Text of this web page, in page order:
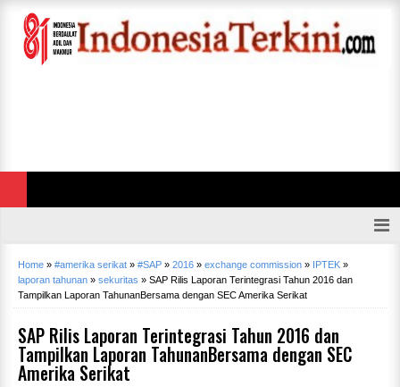
Home » #amerika serikat » #SAP » 2016 » exchange commission » IPTEK »
laporan tahunan » sekuritas » SAP Rilis Laporan Terintegrasi Tahun 2016 dan
Tampilkan Laporan TahunanBersama dengan SEC Amerika Serikat
SAP Rilis Laporan Terintegrasi Tahun 2016 dan
Tampilkan Laporan TahunanBersama dengan SEC
Amerika Serikat